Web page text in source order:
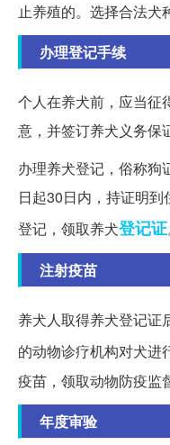
止养殖的。选择合法犬
办理登记手续
个人在养犬前，应当征
意，并签订养犬义务保
办理养犬登记，俗称狗
日起30日内，持证明
登记，领取养犬登记证
注射疫苗
养犬人取得养犬登记证
的动物诊疗机构对犬进
疫苗，领取动物防疫监
年度审验